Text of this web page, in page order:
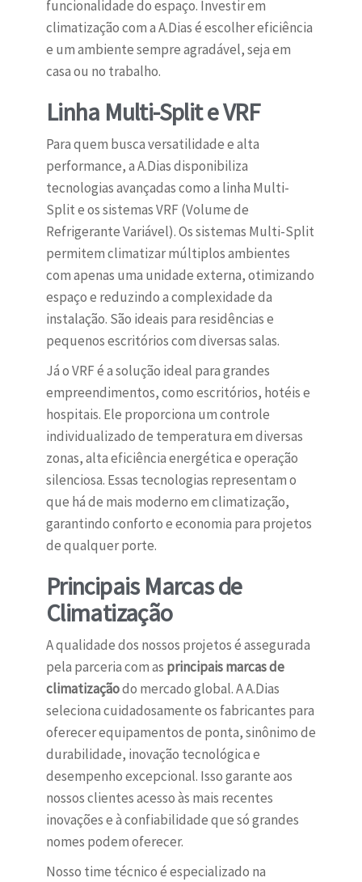
funcionalidade do espaço. Investir em
climatização com a A.Dias é escolher eficiência
e um ambiente sempre agradável, seja em
casa ou no trabalho.
Linha Multi-Split e VRF
Para quem busca versatilidade e alta
performance, a A.Dias disponibiliza
tecnologias avançadas como a linha Multi-
Split e os sistemas VRF (Volume de
Refrigerante Variável). Os sistemas Multi-Split
permitem climatizar múltiplos ambientes
com apenas uma unidade externa, otimizando
espaço e reduzindo a complexidade da
instalação. São ideais para residências e
pequenos escritórios com diversas salas.
Já o VRF é a solução ideal para grandes
empreendimentos, como escritórios, hotéis e
hospitais. Ele proporciona um controle
individualizado de temperatura em diversas
zonas, alta eficiência energética e operação
silenciosa. Essas tecnologias representam o
que há de mais moderno em climatização,
garantindo conforto e economia para projetos
de qualquer porte.
Principais Marcas de
Climatização
A qualidade dos nossos projetos é assegurada
pela parceria com as principais marcas de
climatizaçãodo mercado global. A A.Dias
seleciona cuidadosamente os fabricantes para
oferecer equipamentos de ponta, sinônimo de
durabilidade, inovação tecnológica e
desempenho excepcional. Isso garante aos
nossos clientes acesso às mais recentes
inovações e à confiabilidade que só grandes
nomes podem oferecer.
Nosso time técnico é especializado na